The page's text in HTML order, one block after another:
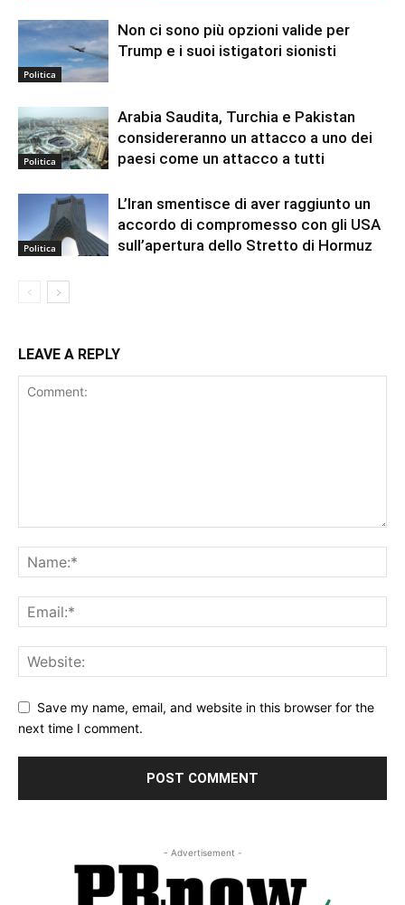
Politica
Non ci sono più opzioni valide per
Trump e i suoi istigatori sionisti
Politica
Arabia Saudita, Turchia e Pakistan
considereranno un attacco a uno dei
paesi come un attacco a tutti
Politica
L’Iran smentisce di aver raggiunto un
accordo di compromesso con gli USA
sull’apertura dello Stretto di Hormuz
LEAVE A REPLY
Save my name, email, and website in this browser for the
next time I comment.
- Advertisement -